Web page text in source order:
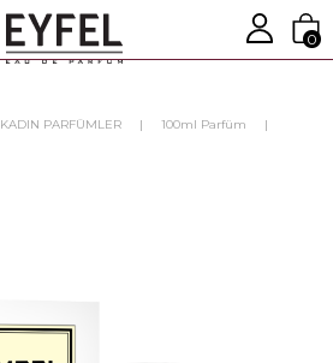
0
KADIN PARFÜMLER 100ml Parfüm